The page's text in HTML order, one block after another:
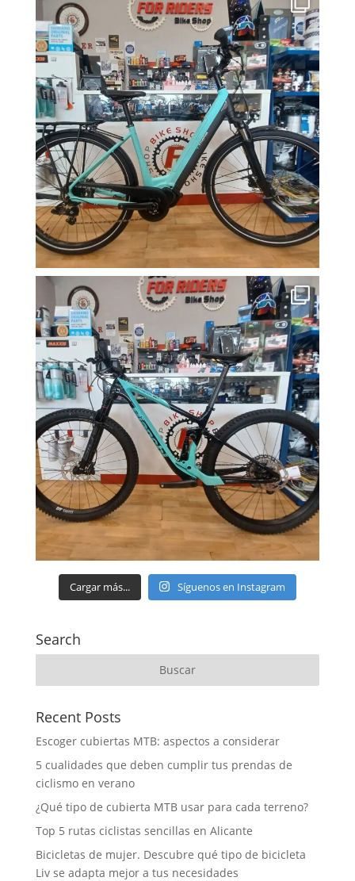
Cargar más... Síguenos en Instagram
Search
Recent Posts
Escoger cubiertas MTB: aspectos a considerar
5 cualidades que deben cumplir tus prendas de
ciclismo en verano
¿Qué tipo de cubierta MTB usar para cada terreno?
Top 5 rutas ciclistas sencillas en Alicante
Bicicletas de mujer. Descubre qué tipo de bicicleta
Liv se adapta mejor a tus necesidades